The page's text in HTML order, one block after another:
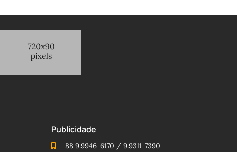
Publicidade
88 9.9946-6170 / 9.9311-7390